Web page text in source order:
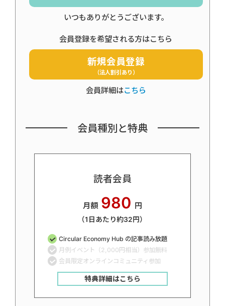
いつもありがとうございます。
会員登録を希望される方はこちら
新規会員登録
（法人割引あり）
会員詳細はこちら
会員種別と特典
読者会員
月額 980 円
（1日あたり約32円）
Circular Economy Hub の記事読み放題
月例イベント（2,000円相当）参加無料
会員限定オンラインコミュニティ参加
特典詳細はこちら